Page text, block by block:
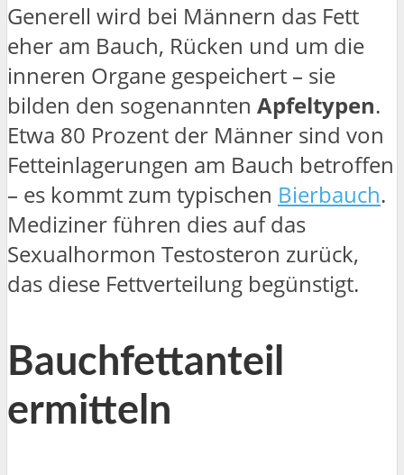
Generell wird bei Männern das Fett
eher am Bauch, Rücken und um die
inneren Organe gespeichert – sie
bilden den sogenannten Apfeltypen.
Etwa 80 Prozent der Männer sind von
Fetteinlagerungen am Bauch betroffen
– es kommt zum typischen Bierbauch.
Mediziner führen dies auf das
Sexualhormon Testosteron zurück,
das diese Fettverteilung begünstigt.
Bauchfettanteil
ermitteln